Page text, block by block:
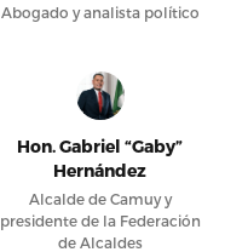
Abogado y analista político
Hon. Gabriel “Gaby”
Hernández
Alcalde de Camuy y
presidente de la Federación
de Alcaldes